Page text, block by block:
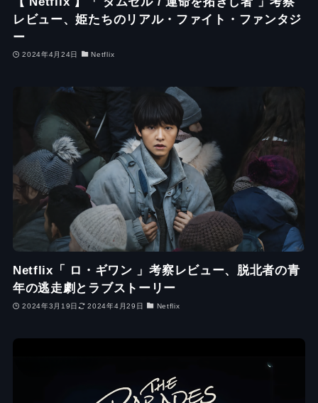
レビュー、姫たちのリアル・ファイト・ファンタジ
ー
2024年4月24日 Netflix
Netflix「 ロ・ギワン 」考察レビュー、脱北者の青
年の逃走劇とラブストーリー
2024年3月19日 2024年4月29日 Netflix